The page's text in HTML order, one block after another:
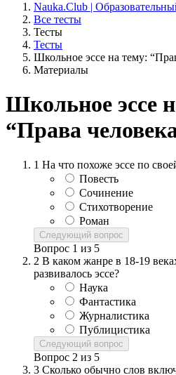
Nauka.Club |
Все тесты
Тесты
Тесты
Школьное эссе на тему:
Материалы
Школьное эссе
“Права
1 На что похоже эссе по
Повесть
Сочинение
Стихотворение
Роман
Следующий вопрос
Вопрос 1 из 5
2 В каком жанре в 18-19
развивалось эссе?
Наука
Фантастика
Журналистика
Публицистика
Следующий вопрос
Вопрос 2 из 5
3 Сколько обычно слов